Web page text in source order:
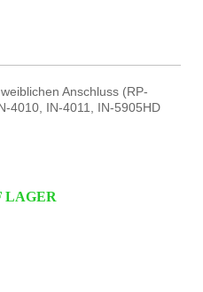
Anschluss (RP-
4010, IN-4011, IN-5905HD
LAGER